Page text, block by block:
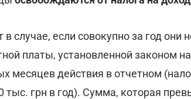
случае, если совокупно за год
платы, установленной законом
месяцев действия в отчетном
тыс. грн в год). Сумма, которая